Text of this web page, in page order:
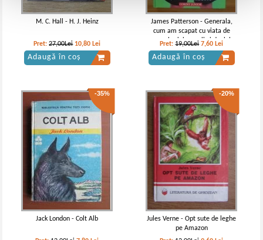
M. C. Hall - H. J. Heinz
Pret:27,00Lei 10,80 Lei
Adaugă în coș
James Patterson - Generala,
cum am scapat cu viata de
smecheri, broccoli si dealul
serpilor
Pret:19,00Lei 7,60 Lei
Adaugă în coș
-35%
Jack London - Colt Alb
-20%
Jules Verne - Opt sute de leghe
pe Amazon